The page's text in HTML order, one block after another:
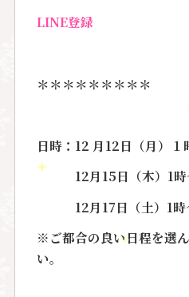
LINE登録
＊＊＊＊＊＊＊＊＊
日時：12 月12日（月）１
12月15日（木）1時
12月17日（土）1時
※ご都合の良い日程を選
い。